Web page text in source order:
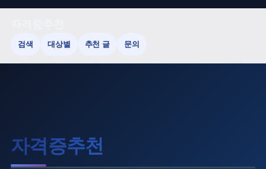
로
검색 대상별 추천 글 문의
자격증추천